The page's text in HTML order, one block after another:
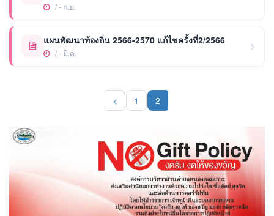
/ - ก.ย.
แผนพัฒนาท้องถิ่น 2566-2570 แก้ไขครั้งที่2/2566
/ - มี.ค.
< 1 2